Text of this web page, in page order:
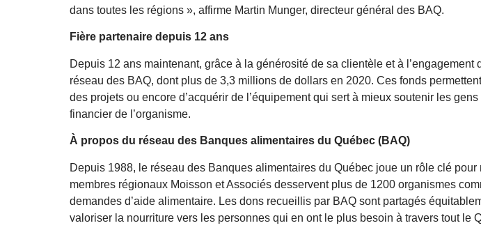
dans toutes les régions », affirme Martin Munger, directeur général des BAQ.
Fière partenaire depuis 12 ans
Depuis 12 ans maintenant, grâce à la générosité de sa clientèle et à
réseau des BAQ, dont plus de 3,3 millions de dollars en 2020. Ces fonds
des projets ou encore d’acquérir de l’équipement qui sert à mieux soutenir les
financier de l’organisme.
À propos du réseau des Banques alimentaires du Québec (BAQ)
Depuis 1988, le réseau des Banques alimentaires du Québec joue un rôle clé
membres régionaux Moisson et Associés desservent plus de 1200 organismes
demandes d’aide alimentaire. Les dons recueillis par BAQ sont partagés
valoriser la nourriture vers les personnes qui en ont le plus besoin à travers tout le